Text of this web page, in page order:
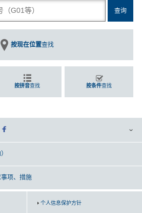
按拼音查找 按条件查找
按现在位置查找
项、措施
个人信息保护方针